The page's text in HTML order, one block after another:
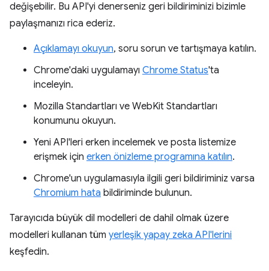
değişebilir. Bu API'yi denerseniz geri bildiriminizi bizimle
paylaşmanızı rica ederiz.
Açıklamayı okuyun, soru sorun ve tartışmaya katılın.
Chrome'daki uygulamayı Chrome Status'ta
inceleyin.
Mozilla Standartları ve WebKit Standartları
konumunu okuyun.
Yeni API'leri erken incelemek ve posta listemize
erişmek için erken önizleme programına katılın.
Chrome'un uygulamasıyla ilgili geri bildiriminiz varsa
Chromium hata bildiriminde bulunun.
Tarayıcıda büyük dil modelleri de dahil olmak üzere
modelleri kullanan tüm yerleşik yapay zeka API'lerini
keşfedin.